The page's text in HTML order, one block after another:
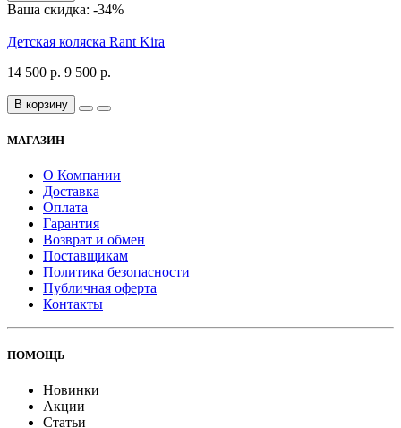
Ваша скидка: -34%
Детская коляска Rant Kira
14 500 р. 9 500 р.
В корзину
МАГАЗИН
О Компании
Доставка
Оплата
Гарантия
Возврат и обмен
Поставщикам
Политика безопасности
Публичная оферта
Контакты
ПОМОЩЬ
Новинки
Акции
Статьи